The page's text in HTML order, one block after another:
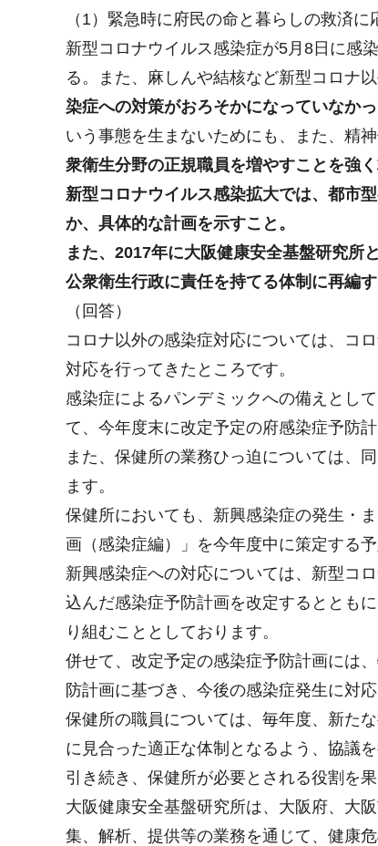
（1）緊急時に府民の命と暮らしの救済
新型コロナウイルス感染症が5月8日に感
る。また、麻しんや結核など新型コロナ
染症への対策がおろそかになっていなか
いう事態を生まないためにも、また、精
衆衛生分野の正規職員を増やすことを強く
新型コロナウイルス感染拡大では、都市
か、具体的な計画を示すこと。
また、2017年に大阪健康安全基盤研究所
公衆衛生行政に責任を持てる体制に再編す
（回答）
コロナ以外の感染症対応については、コ
対応を行ってきたところです。
感染症によるパンデミックへの備えとし
て、今年度末に改定予定の府感染症予防
また、保健所の業務ひっ迫については、
ます。
保健所においても、新興感染症の発生・
画（感染症編）」を今年度中に策定する予
新興感染症への対応については、新型コ
込んだ感染症予防計画を改定するととも
り組むこととしております。
併せて、改定予定の感染症予防計画には
防計画に基づき、今後の感染症発生に対
保健所の職員については、毎年度、新た
に見合った適正な体制となるよう、協議
引き続き、保健所が必要とされる役割を
大阪健康安全基盤研究所は、大阪府、大
集、解析、提供等の業務を通じて、健康